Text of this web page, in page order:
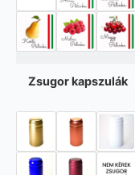
Zsugor kapszulák